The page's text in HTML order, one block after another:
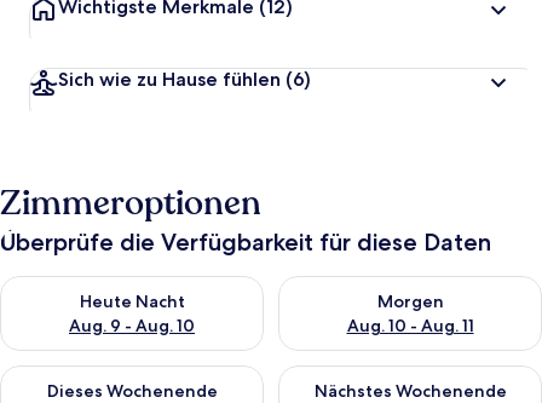
Wichtigste Merkmale (12)
Sich wie zu Hause fühlen (6)
Zimmeroptionen
Überprüfe die Verfügbarkeit für diese Daten
Heute Nacht
Aug. 9 - Aug. 10
Überprüfe die Verfügbarkeit für heute Nacht, Aug. 9 - Aug.
Morgen
Aug. 10 - Aug. 11
Überprüfe die Verfügbarkeit
Dieses Wochenende
Überprüfe die Verfügbarkeit für dieses Wochenende, Aug. 14
Nächstes Wochenende
Überprüfe die Verfügbarkeit